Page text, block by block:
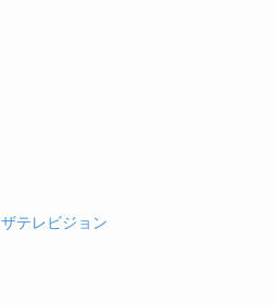
ザテレビジョン